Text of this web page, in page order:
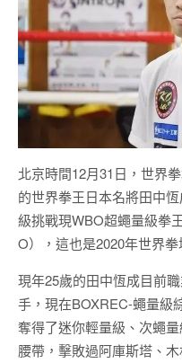
北京時間12月31日，世界
的世界拳王日本名將田中
級挑戰現WBO超蠅量級拳
O），這也是2020年世界
現年25歲的田中恆成目前
手，現在BOXREC-蠅量級
奪得了迷你輕量級、次蠅
腰帶，擊敗過阿庫斯塔、